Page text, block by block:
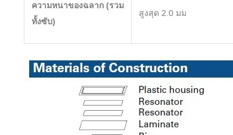
ความหนาของฉลาก (รวม
ทั้งซับ)
สูงสุด 2.0 มม